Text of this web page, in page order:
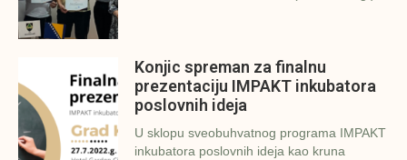
Konjic spreman za finalnu
prezentaciju IMPAKT inkubatora
poslovnih ideja
U sklopu sveobuhvatnog programa IMPAKT
inkubatora poslovnih ideja kao kruna